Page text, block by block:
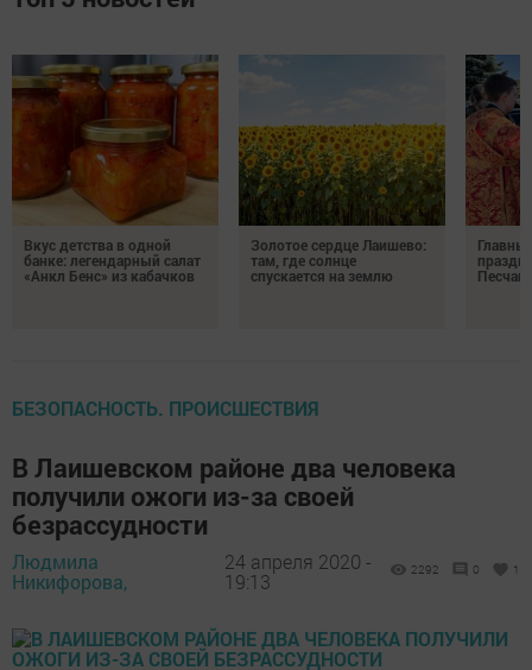
Вкус детства в одной
банке: легендарный салат
«Анкл Бенс» из кабачков
Золотое сердце Лаишево:
там, где солнце
спускается на землю
БЕЗОПАСНОСТЬ. ПРОИСШЕСТВИЯ
В Лаишевском районе два человека
получили ожоги из-за своей
безрассудности
Людмила
Никифорова,
24 апреля 2020 -
19:13
2292 0 1